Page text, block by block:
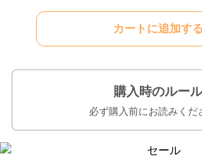
カートに追加する
購入時のルール
必ず購入前にお読みくだ